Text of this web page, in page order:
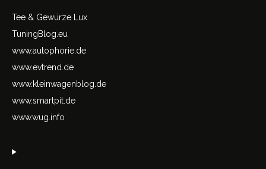
Tee & Gewürze Lux
TuningBlog.eu
www.autophorie.de
www.evtrend.de
www.kleinwagenblog.de
www.smartpit.de
www.wug.info